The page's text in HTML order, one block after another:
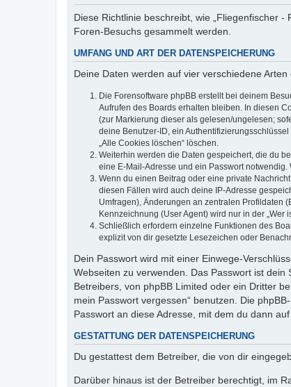
Diese Richtlinie beschreibt, wie „Fliegenfischer
Foren-Besuchs gesammelt werden.
UMFANG UND ART DER DATENSPEICHERUNG
Deine Daten werden auf vier verschiedene Arten
Die Forensoftware phpBB erstellt bei deinem
Aufrufen des Boards erhalten bleiben. In diesen
(zur Markierung dieser als gelesen/ungelesen;
deine Benutzer-ID, ein
„Alle Cookies löschen“ löschen.
Weiterhin werden die Daten gespeichert, die du
eine E-Mail-Adresse und ein Passwort
Wenn du einen Beitrag oder eine private
diesen Fällen wird auch deine IP-Adresse
Umfragen), Änderungen an zentralen Profildaten
Kennzeichnung (User Agent) wird nur in der
Schließlich erfordern einzelne Funktionen des
explizit von dir gesetzte Lesezeichen oder
Dein Passwort wird mit einer Einwege-
Webseiten zu verwenden. Das Passwort ist
Betreibers, von phpBB Limited oder ein Dritter
mein Passwort vergessen“ benutzen. Die
Passwort an diese Adresse, mit dem du dann
GESTATTUNG DER DATENSPEICHERUNG
Du gestattest dem Betreiber, die von dir
Darüber hinaus ist der Betreiber berechtigt, im